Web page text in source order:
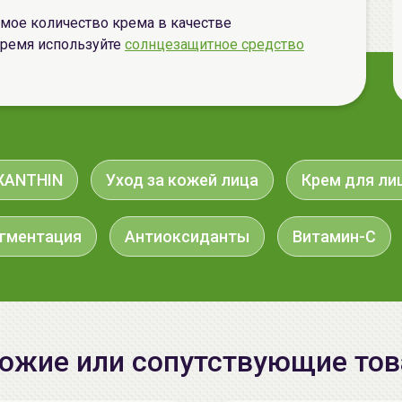
количество крема в качестве
используйте солнцезащитное средство
Уход за кожей лица Крем для
Антиоксиданты Витамин-С
или сопутствующие